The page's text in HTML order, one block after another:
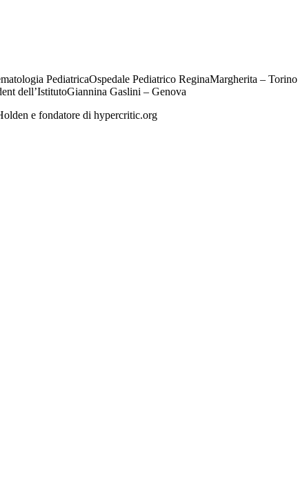
PediatricaOspedale Pediatrico ReginaMargherita – Torino
dell’IstitutoGiannina Gaslini – Genova
e fondatore di hypercritic.org